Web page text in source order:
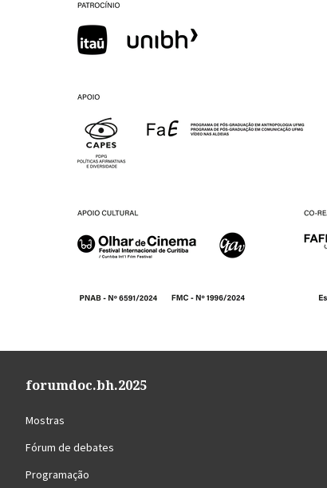
forumdoc.bh.2025
Mostras
Fórum de debates
Programação